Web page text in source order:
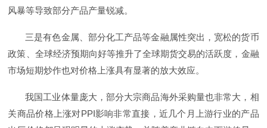
风暴等导致部分产品产量锐减。
三是有色金属、部分化工产品等金融属性突出，宽松的货币
政策、全球经济预期向好等推升了全球期货交易的活跃度，金融
市场短期炒作也对价格上涨具有显著的放大效应。
我国工业体量庞大，部分大宗商品海外采购量也非常大，相
关商品价格上涨对PPI影响非常直接，近几个月上游行业的产品